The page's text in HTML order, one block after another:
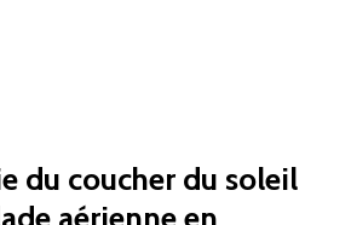
du coucher du soleil